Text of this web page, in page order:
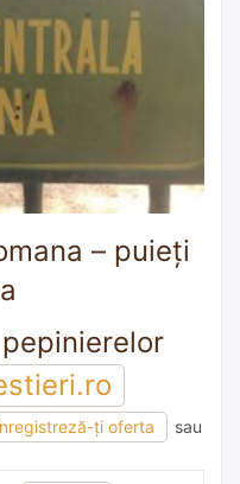
– puieți
ți oferta
sau